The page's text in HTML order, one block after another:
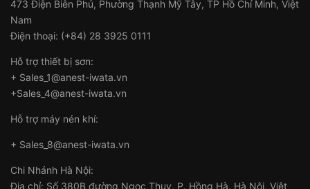
473 Điện Biên Phủ, Phường Thạnh Mỹ Tây, TP Hồ Chí Minh, Việt
Nam
Điện thoại: (+84) 28 3925 0111
Hỗ trợ thiết bị sơn:
+ Sales_1@anest-iwata.vn
+Sales_4@anest-iwata.vn
Hỗ trợ máy nén khí:
+ Sales_8@anest-iwata.vn
Chi Nhánh Hà Nội:
Địa chỉ: Số 380B đường Ngọc Thụy, P. Hồng Hà, Hà Nội, Việt